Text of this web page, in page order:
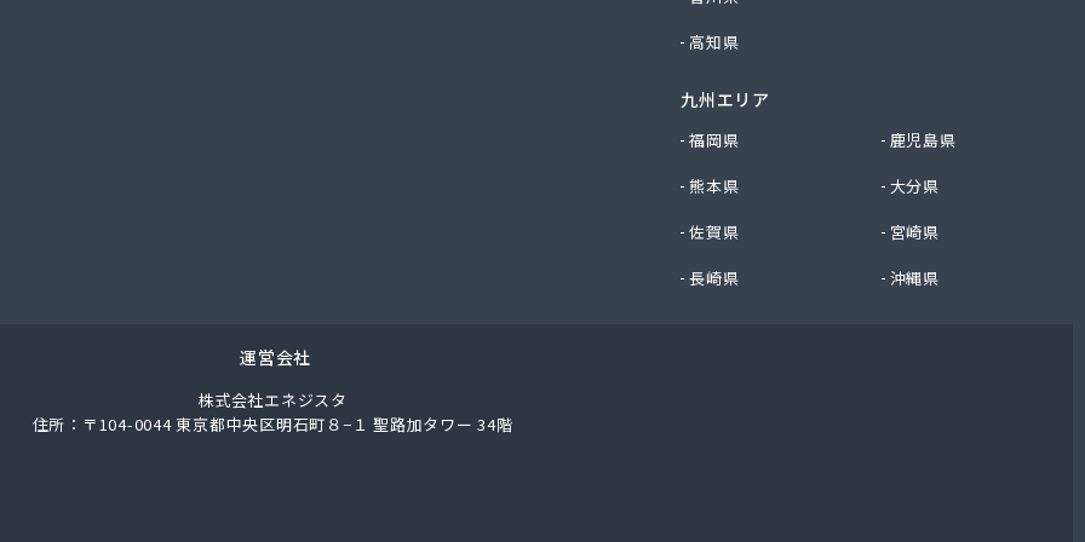
事株式会社 石油部・SS部
事株式会社 中央市場前SS
事株式会社 京都工場
高知県
九州エリア
福岡県
鹿児島県
熊本県
大分県
佐賀県
宮崎県
長崎県
沖縄県
運営会社
株式会社エネジスタ
住所：〒104-0044 東京都中央区明石町８−１ 聖路加タワー 34階